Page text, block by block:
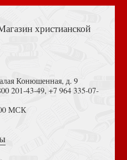
завтра
скептицизм
и правда России (2024)
христианской
Конюшенная, д. 9
201-43-49, +7 964 335-07-
МСК